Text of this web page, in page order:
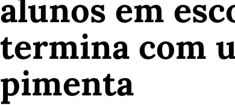
alunos em
termina com
pimenta